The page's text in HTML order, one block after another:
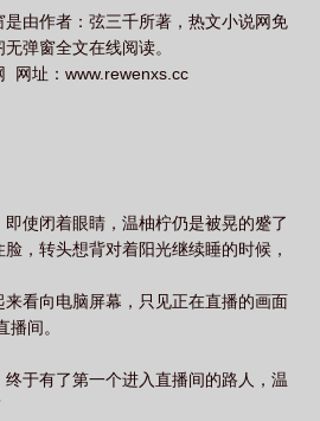
由作者：弦三千所著，热文小说网免
弹窗全文在线阅读。
网址：www.rewenxs.cc
使闭着眼睛，温柚柠仍是被晃的蹙了
，转头想背对着阳光继续睡的时候，
看向电脑屏幕，只见正在直播的画面
播间。
于有了第一个进入直播间的路人，温